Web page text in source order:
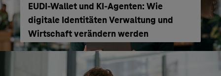
EUDI-Wallet und KI-Agenten: Wie
digitale Identitäten Verwaltung und
Wirtschaft verändern werden